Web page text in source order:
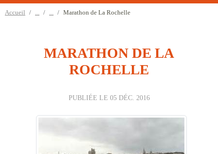
Accueil Marathon de La Rochelle
MARATHON DE LA
ROCHELLE
PUBLIÉE LE 05 DÉC. 2016